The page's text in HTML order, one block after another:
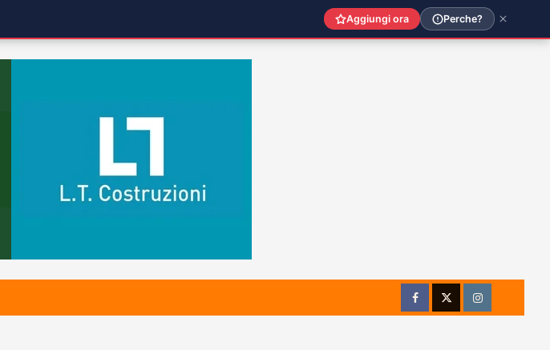
FacebookTwitterInstagram
Aggiungi ora Perche?